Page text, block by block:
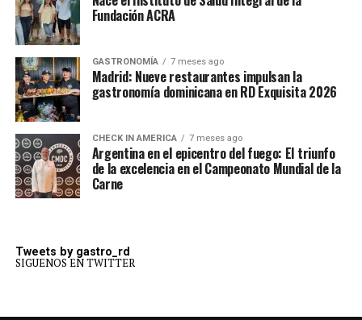
Fundación ACRA
GASTRONOMÍA 7 meses ago
Madrid: Nueve restaurantes impulsan la
gastronomía dominicana en RD Exquisita 2026
CHECK IN AMERICA 7 meses ago
Argentina en el epicentro del fuego: El triunfo
de la excelencia en el Campeonato Mundial de la
Carne
Tweets by gastro_rd
SIGUENOS EN TWITTER